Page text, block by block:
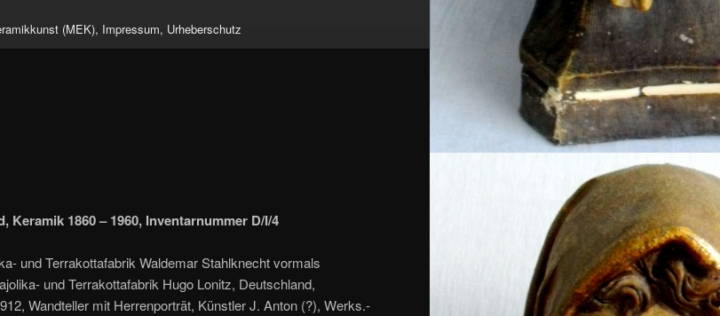
(MEK), Impressum, Urheberschutz
Keramik 1860 – 1960, Inventarnummer D/I/4
und Terrakottafabrik Waldemar Stahlknecht vormals
und Terrakottafabrik Hugo Lonitz, Deutschland,
Wandteller mit Herrenporträt, Künstler J. Anton (?), Werks.-